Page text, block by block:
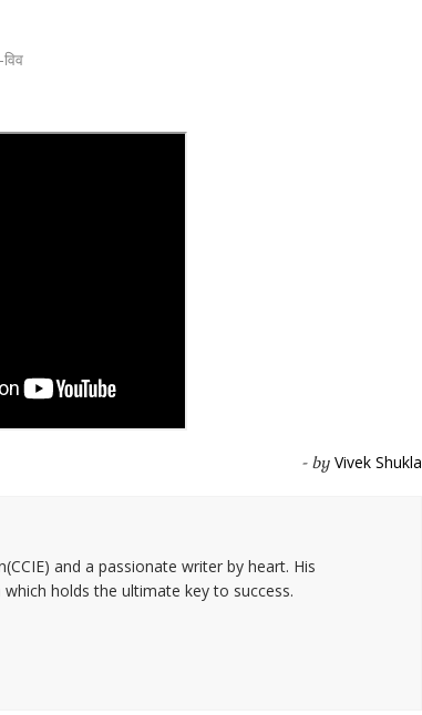
- by Vivek Shukla
and a passionate writer by heart. His
holds the ultimate key to success.